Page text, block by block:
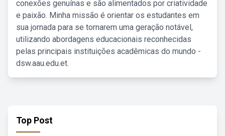
conexões genuínas e são alimentados por criatividade
e paixão. Minha missão é orientar os estudantes em
sua jornada para se tornarem uma geração notável,
utilizando abordagens educacionais reconhecidas
pelas principais instituições acadêmicas do mundo -
dsw.aau.edu.et.
Top Post